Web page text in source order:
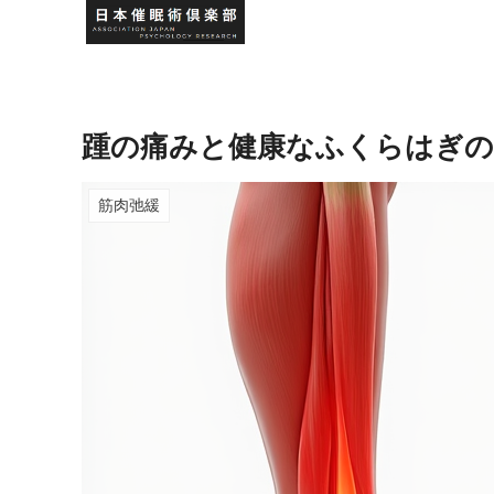
踵の痛みと健康なふくらはぎ
筋肉弛緩